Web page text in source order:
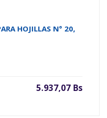
HOJILLAS N° 20,
5.937,07 Bs